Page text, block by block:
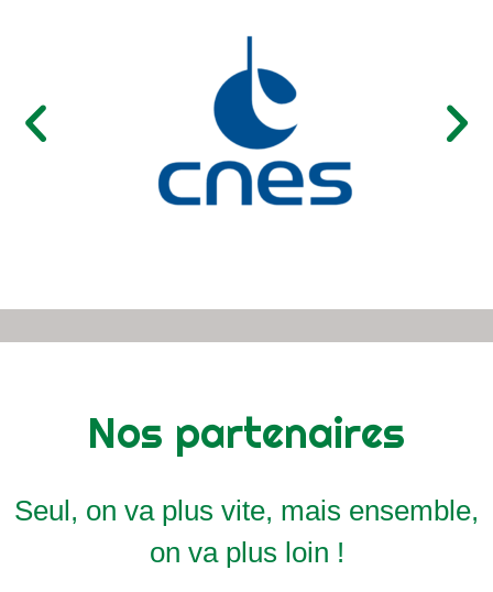
Nos partenaires
Seul, on va plus vite, mais ensemble,
on va plus loin !